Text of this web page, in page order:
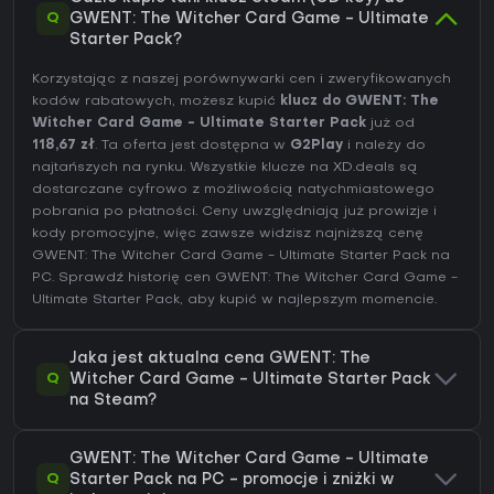
Q
GWENT: The Witcher Card Game - Ultimate
Starter Pack?
Korzystając z naszej porównywarki cen i zweryfikowanych
kodów rabatowych, możesz kupić klucz do GWENT: The
Witcher Card Game - Ultimate Starter Pack już od
118,67 zł. Ta oferta jest dostępna w G2Play i należy do
najtańszych na rynku. Wszystkie klucze na XD.deals są
dostarczane cyfrowo z możliwością natychmiastowego
pobrania po płatności. Ceny uwzględniają już prowizje i
kody promocyjne, więc zawsze widzisz najniższą cenę
GWENT: The Witcher Card Game - Ultimate Starter Pack na
PC. Sprawdź historię cen GWENT: The Witcher Card Game -
Ultimate Starter Pack, aby kupić w najlepszym momencie.
Q
Jaka jest aktualna cena GWENT: The
Witcher Card Game - Ultimate Starter Pack
na Steam?
Q
GWENT: The Witcher Card Game - Ultimate
Starter Pack na PC - promocje i zniżki w